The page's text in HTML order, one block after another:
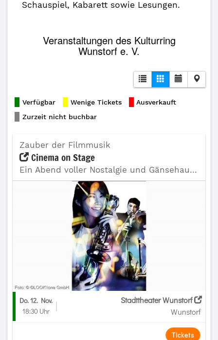
Schauspiel, Kabarett sowie Lesungen.
Veranstaltungen des Kulturring
Wunstorf e. V.
Verfügbar Wenige Tickets
Ausverkauft
Zurzeit nicht buchbar
Zauber der Filmmusik
Cinema on Stage
Ein Abend voller Nostalgie und Gänsehautmomente
Do. 12. Nov.
18:30 Uhr
Stadttheater Wunstorf
Wunstorf
Tickets